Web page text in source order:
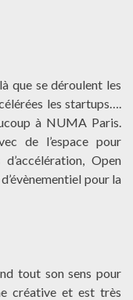
que se déroulent les
les startups….
à NUMA Paris.
de l’espace pour
Open
pour la
tout son sens pour
créative et est très